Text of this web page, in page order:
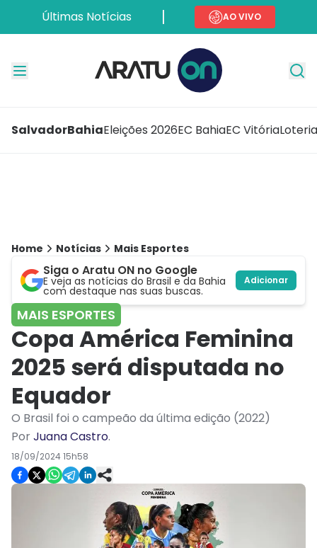
Últimas Notícias AO VIVO
SalvadorBahiaEleições 2026EC BahiaEC Vitória
Home Notícias Mais Esportes
Siga o Aratu ON no Google
E veja as notícias do Brasil e da Bahia
com destaque nas suas buscas.
Adicionar
MAIS ESPORTES
Copa América Feminina
2025 será disputada no
Equador
O Brasil foi o campeão da última edição (2022)
PorJuana Castro.
18/09/2024 15h58